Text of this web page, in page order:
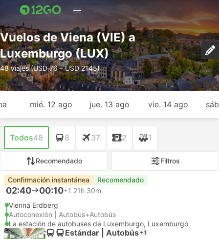
Vuelos de Viena (VIE) a
Luxemburgo (LUX)
48 viajes (USD 76 – USD 2145)
mié. 12 ago jue. 13 ago vie. 14 ago
Todos48 8 37 2 1
Recomendado Filtros
Confirmación instantánea Recomendado
02:40 00:10+1 21h 30m
Vienna Erdberg
Autoconexión | Autobús+Autobús
La estación de autobuses de Luxemburgo, Luxemburgo
Estándar | Autobús +1